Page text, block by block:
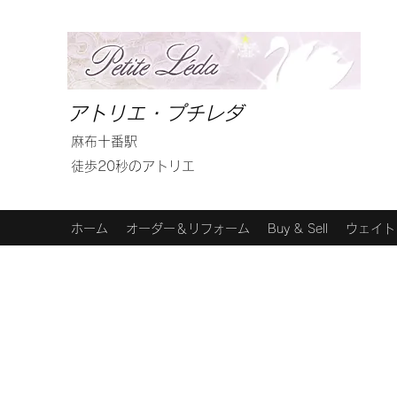
アトリエ・プチレダ
麻布十番駅
徒歩20秒のアトリエ
ホーム オーダー＆リフォーム Buy & Sell ウェイ